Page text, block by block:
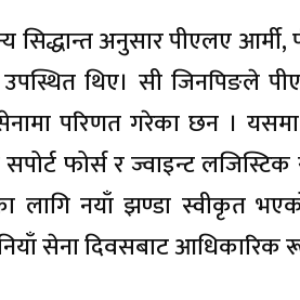
सिद्धान्त अनुसार पीएलए
उपस्थित थिए। सी जिनपिङले
परिणत गरेका छन ।
फोर्स र ज्वाइन्ट
लागि नयाँ झण्डा स्वीकृत
सेना दिवसबाट आधिकारिक